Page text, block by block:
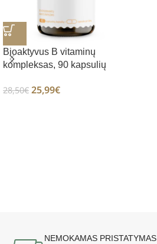
Bioaktyvus B vitaminų
kompleksas, 90 kapsulių
28,50€ 25,99€
NEMOKAMAS PRISTATYMAS